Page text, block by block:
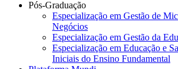
Pós-Graduação
Especialização em Gestão de
Negócios
Especialização em Gestão da
Especialização em Educação e
Iniciais do Ensino Fundamental